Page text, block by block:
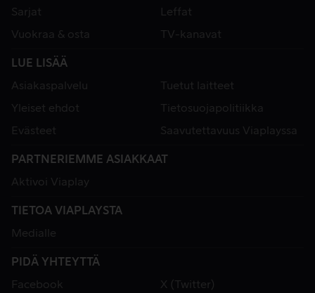
Sarjat
Leffat
Vuokraa & osta
TV-kanavat
LUE LISÄÄ
Asiakaspalvelu
Tuetut laitteet
Yleiset ehdot
Tietosuojapolitiikka
Evästeet
Saavutettavuus Viaplayssa
PARTNERIEMME ASIAKKAAT
Aktivoi Viaplay
TIETOA VIAPLAYSTA
Medialle
PIDÄ YHTEYTTÄ
Facebook
X (Twitter)